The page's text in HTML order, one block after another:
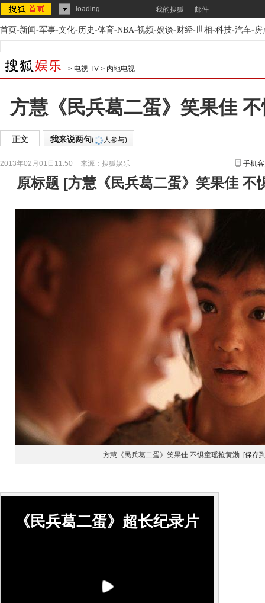
loading... 我的搜狐 邮件
首页-新闻-军事-文化-历史-体育-NBA-视频-娱谈-财经-世相-科技-汽车-房
> 电视 TV > 内地电视
方慧《民兵葛二蛋》笑果佳
正文 我来说两句( 人参与)
2013年02月01日11:50 来源： 搜狐娱乐 手机
原标题 [方慧《民兵葛二蛋》笑果佳 不
方慧《民兵葛二蛋》笑果佳 不惧童瑶抢黄渤 [保存
《民兵葛二蛋》超长纪录片